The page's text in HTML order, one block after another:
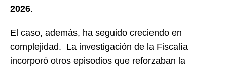
2026.
El caso, además, ha seguido creciendo en
complejidad. La investigación de la Fiscalía
incorporó otros episodios que reforzaban la